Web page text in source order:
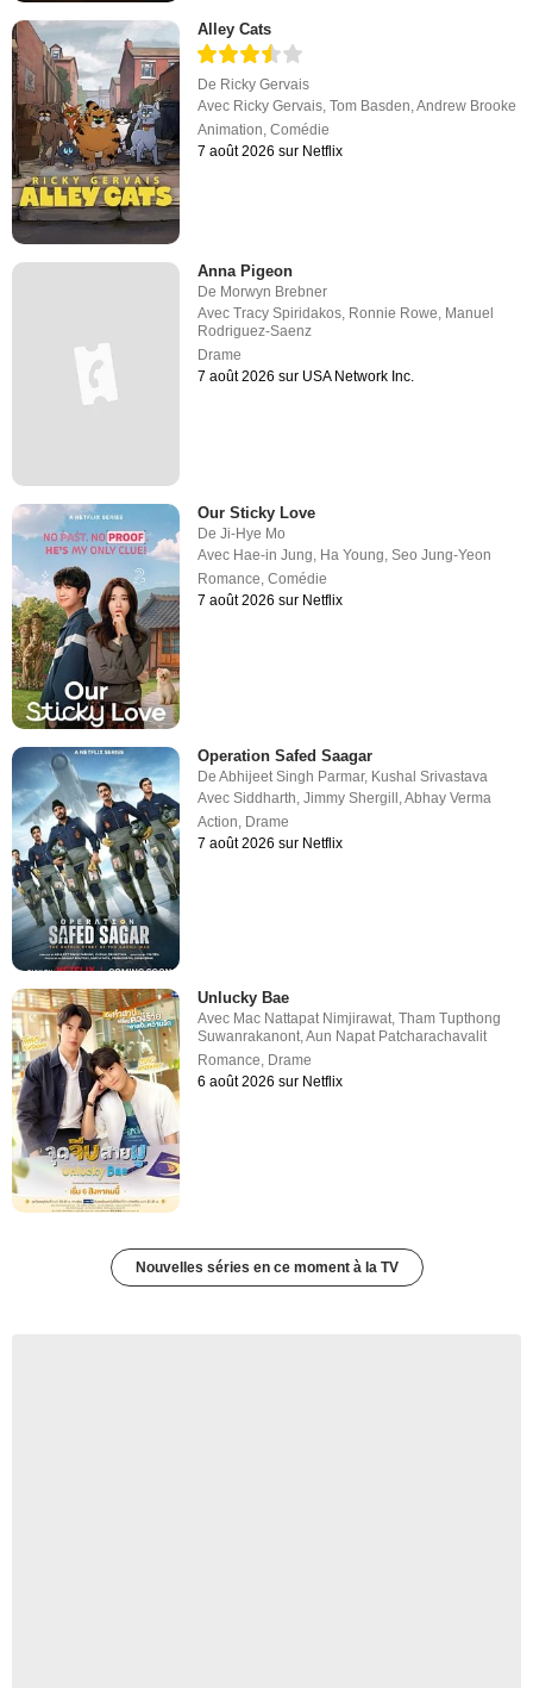
Alley Cats
De Ricky Gervais
Avec Ricky Gervais ,Tom Basden ,Andrew Brooke
Animation ,Comédie
7 août 2026 sur Netflix
Anna Pigeon
De Morwyn Brebner
AvecTracy Spiridakos, Ronnie Rowe, Manuel
Rodriguez-Saenz
Drame
7 août 2026 sur USA Network Inc.
Our Sticky Love
DeJi-Hye Mo
Avec Hae-in Jung, Ha Young,Seo Jung-Yeon
Romance,Comédie
7 août 2026 sur Netflix
Operation Safed Saagar
DeAbhijeet Singh Parmar, Kushal Srivastava
AvecSiddharth ,Jimmy Shergill ,Abhay Verma
Action Drame
7 août 2026 sur Netflix
Unlucky Bae
Avec Mac Nattapat Nimjirawat,Tham Tupthong
Suwanrakanont,Aun Napat Patcharachavalit
Romance, Drame
6 août 2026 sur Netflix
Nouvelles séries en ce moment à la TV